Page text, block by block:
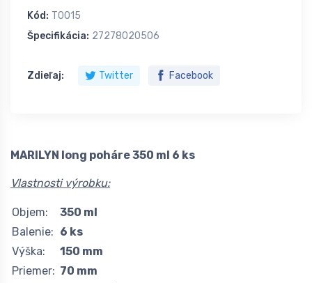
Kód: T0015
Špecifikácia: 27278020506
Zdieľaj: Twitter Facebook
MARILYN long poháre 350 ml 6 ks
Vlastnosti výrobku:
Objem:
350 ml
Balenie: 6 ks
Výška:
150 mm
Priemer: 70 mm